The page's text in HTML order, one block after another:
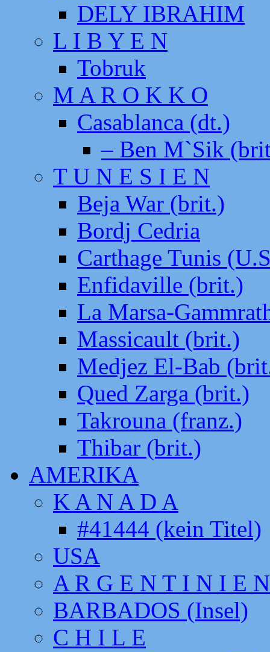
DELY IBRAHIM
L I B Y E N
Tobruk
M A R O K K O
Casablanca (dt.)
– Ben M`Sik
T U N E S I E N
Beja War (brit.)
Bordj Cedria
Carthage Tunis
Enfidaville (brit.)
La Marsa-
Massicault (brit.)
Medjez El-Bab
Qued Zarga (brit.)
Takrouna (franz.)
Thibar (brit.)
AMERIKA
K A N A D A
#41444 (kein Titel)
USA
A R G E N T I N I E N
BARBADOS (Insel)
C H I L E